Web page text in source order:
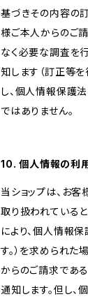
基づきその内容の訂
様ご本人からのご
なく必要な調査を
知します（訂正等
し、個人情報保護
ではありません。
10. 個人情報の利
当ショップは、お
取り扱われている
により、個人情報
す。）を求められ
からのご請求であ
通知します。但し